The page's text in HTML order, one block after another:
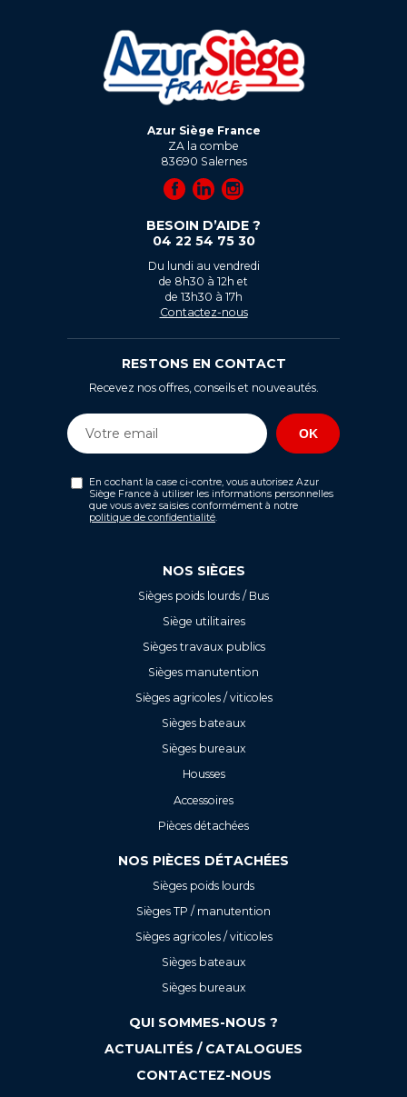
Azur Siège France
ZA la combe
83690 Salernes
BESOIN D’AIDE ?
04 22 54 75 30
Du lundi au vendredi
de 8h30 à 12h et
de 13h30 à 17h
Contactez-nous
RESTONS EN CONTACT
Recevez nos offres, conseils et nouveautés.
En cochant la case ci-contre, vous autorisez Azur
Siège France à utiliser les informations personnelles
que vous avez saisies conformément à notre
politique de confidentialité
NOS SIÈGES
Sièges poids lourds / Bus
Siège utilitaires
Sièges travaux publics
Sièges manutention
Sièges agricoles / viticoles
Sièges bateaux
Sièges bureaux
Housses
Accessoires
Pièces détachées
NOS PIÈCES DÉTACHÉES
Sièges poids lourds
Sièges TP / manutention
Sièges agricoles / viticoles
Sièges bateaux
Sièges bureaux
QUI SOMMES-NOUS ?
ACTUALITÉS / CATALOGUES
CONTACTEZ-NOUS